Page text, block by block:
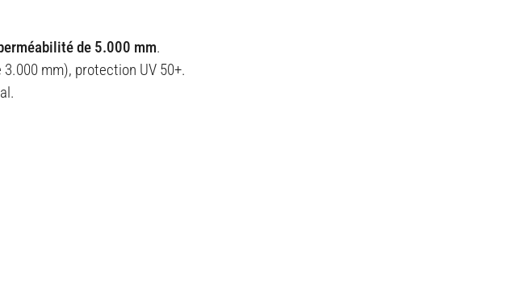
de 5.000 mm.
mm), protection UV 50+.